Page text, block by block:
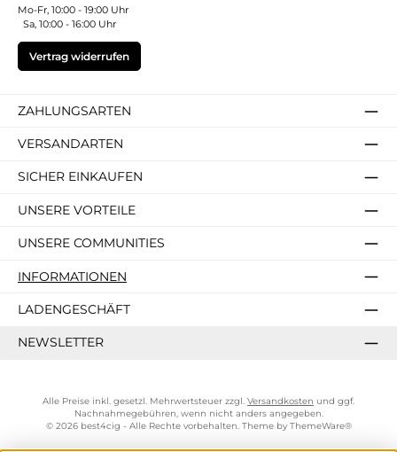
Mo-Fr, 10:00 - 19:00 Uhr
Sa, 10:00 - 16:00 Uhr
Vertrag widerrufen
ZAHLUNGSARTEN
VERSANDARTEN
SICHER EINKAUFEN
UNSERE VORTEILE
UNSERE COMMUNITIES
INFORMATIONEN
LADENGESCHÄFT
NEWSLETTER
Alle Preise inkl. gesetzl. Mehrwertsteuer zzgl. Versandkosten und ggf.
Nachnahmegebühren, wenn nicht anders angegeben.
© 2026 best4cig - Alle Rechte vorbehalten. Theme by ThemeWare®